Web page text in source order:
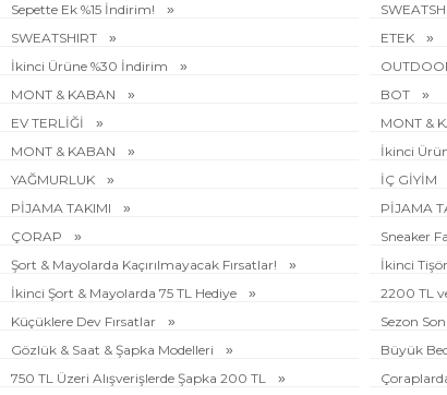
Sepette Ek %15 İndirim!
SWEATSHIRT
ETEK
İkinci Ürüne %30 İndirim
MONT & KABAN
BOT
EV TERLİĞİ
MONT &
MONT & KABAN
İkinci
YAĞMURLUK
İÇ GİYİM
PİJAMA TAKIMI
PİJAMA
ÇORAP
Sneaker
Şort & Mayolarda Kaçırılmayacak Fırsatlar!
İkinci
İkinci Şort & Mayolarda 75 TL Hediye
2200 TL
Küçüklere Dev Fırsatlar
Sezon
Gözlük & Saat & Şapka Modelleri
Büyük
750 TL Üzeri Alışverişlerde Şapka 200 TL